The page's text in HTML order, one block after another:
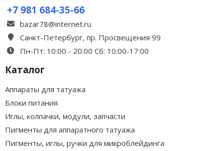
+7 981 684-35-66
bazar78@internet.ru
Санкт-Петербург, пр. Просвещения 99
Пн-Пт: 10:00 - 20:00 Сб: 10:00-17:00
Каталог
Аппараты для татуажа
Блоки питания
Иглы, колпачки, модули, запчасти
Пигменты для аппаратного татуажа
Пигменты, иглы, ручки для микроблейдинга